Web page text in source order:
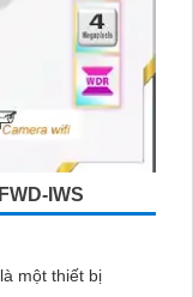
IWS
một thiết bị